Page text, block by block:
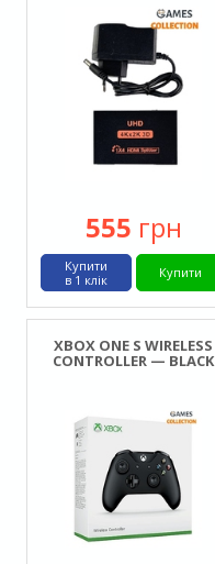
555 грн
Купити
Купити
в 1 клік
XBOX ONE S WIRELESS
CONTROLLER — BLACK